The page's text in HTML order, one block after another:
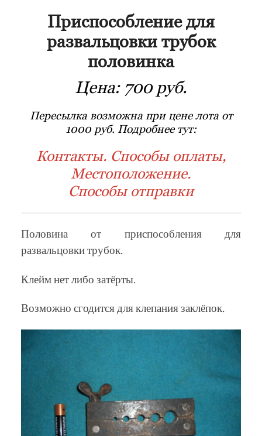
Приспособление для
развальцовки трубок
половинка
Цена: 700 руб.
Пересылка возможна при цене лота от
1000 руб. Подробнее тут:
Контакты. Способы оплаты,
Местоположение.
Способы отправки
Половина от приспособления для
развальцовки трубок.
Клейм нет либо затёрты.
Возможно сгодится для клепания заклёпок.